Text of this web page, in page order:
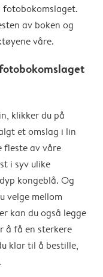
av boken og
våre.
klikker du på
et omslag i lin
fleste av våre
i syv ulike
kongeblå. Og
velge mellom
kan du også legge
å få en sterkere
klar til å bestille,